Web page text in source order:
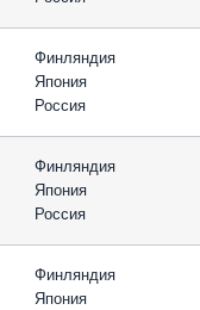
Финляндия
Япония
Россия
Финляндия
Япония
Россия
Финляндия
Япония